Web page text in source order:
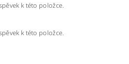
k této položce.
k této položce.